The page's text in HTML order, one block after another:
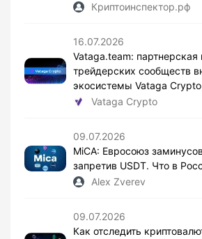
Криптоинспектор.рф
16.07.2026
Vataga.team:
трейдерских сообществ
экосистемы Vataga Crypto
Vataga Crypto
09.07.2026
MiCA: Евросоюз
запретив USDT. Что в
Alex Zverev
09.07.2026
Как отследить